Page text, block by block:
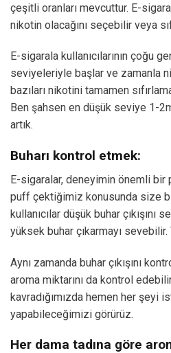
çeşitli oranları mevcuttur. E-
nikotin olacağını seçebilir veya
E-sigarala kullanıcılarının çoğu
seviyeleriyle başlar ve zamanla
bazıları nikotini tamamen
Ben şahsen en düşük seviye 1-
artık.
Buharı kontrol etmek:
E-sigaralar, deneyimin önemli bir
puff çektiğimiz konusunda size
kullanıcılar düşük buhar çıkışını
yüksek buhar çıkarmayı
Aynı zamanda buhar çıkışını
aroma miktarını da kontrol
kavradığımızda hemen her şeyi
yapabileceğimizi görürüz.
Her dama tadına göre